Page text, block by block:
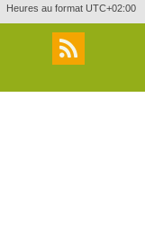
r
c
r
Heures au format UTC+02:00